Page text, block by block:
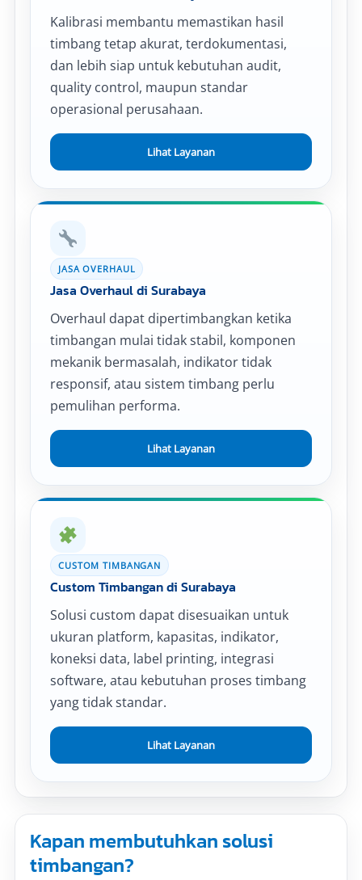
Kalibrasi membantu memastikan hasil
timbang tetap akurat, terdokumentasi,
dan lebih siap untuk kebutuhan audit,
quality control, maupun standar
operasional perusahaan.
Lihat Layanan
JASA OVERHAUL
Jasa Overhaul di Surabaya
Overhaul dapat dipertimbangkan ketika
timbangan mulai tidak stabil, komponen
mekanik bermasalah, indikator tidak
responsif, atau sistem timbang perlu
pemulihan performa.
Lihat Layanan
CUSTOM TIMBANGAN
Custom Timbangan di Surabaya
Solusi custom dapat disesuaikan untuk
ukuran platform, kapasitas, indikator,
koneksi data, label printing, integrasi
software, atau kebutuhan proses timbang
yang tidak standar.
Lihat Layanan
Kapan membutuhkan solusi
timbangan?